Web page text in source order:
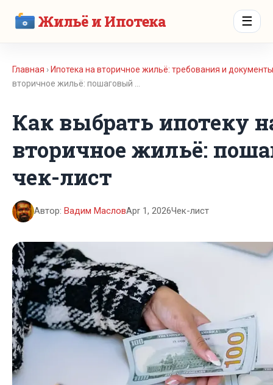
Жильё и Ипотека ☰
Главная › Ипотека на вторичное жильё: требования и документы
вторичное жильё: пошаговый …
Как выбрать ипотеку
вторичное жильё:
чек-лист
Автор: Вадим МасловApr 1, 2026Чек-лист